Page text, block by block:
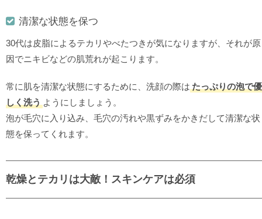
清潔な状態を保つ
30代は皮脂によるテカリやべたつきが気になりますが、それが原
因でニキビなどの肌荒れが起こります。
常に肌を清潔な状態にするために、洗顔の際は たっぷりの泡で優
しく洗う ようにしましょう。
泡が毛穴に入り込み、毛穴の汚れや黒ずみをかきだして清潔な状
態を保ってくれます。
乾燥とテカリは大敵！スキンケアは必須